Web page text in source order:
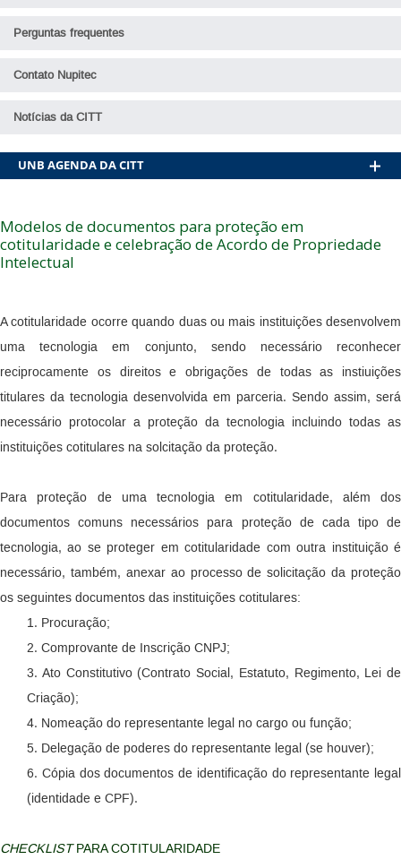
Perguntas frequentes
Contato Nupitec
Notícias da CITT
AGENDA DA CITT
Modelos de documentos para proteção em
cotitularidade e celebração de Acordo de Propriedade
Intelectual
A cotitularidade ocorre quando duas ou mais instituições desenvolvem
uma tecnologia em conjunto, sendo necessário reconhecer
reciprocamente os direitos e obrigações de todas as instiuições
titulares da tecnologia desenvolvida em parceria. Sendo assim, será
necessário protocolar a proteção da tecnologia incluindo todas as
instituições cotitulares na solcitação da proteção.
Para proteção de uma tecnologia em cotitularidade, além dos
documentos comuns necessários para proteção de cada tipo de
tecnologia, ao se proteger em cotitularidade com outra instituição é
necessário, também, anexar ao processo de solicitação da proteção
os seguintes documentos das instituições cotitulares:
1. Procuração;
2. Comprovante de Inscrição CNPJ;
3. Ato Constitutivo (Contrato Social, Estatuto, Regimento, Lei de
Criação);
4. Nomeação do representante legal no cargo ou função;
5. Delegação de poderes do representante legal (se houver);
6. Cópia dos documentos de identificação do representante legal
(identidade e CPF).
CHECKLISTPARA COTITULARIDADE